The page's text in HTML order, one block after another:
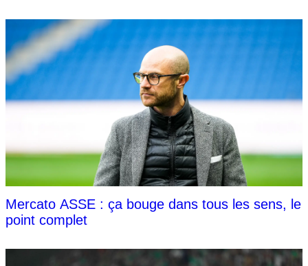
Mercato ASSE : ça bouge dans tous les sens, le
point complet